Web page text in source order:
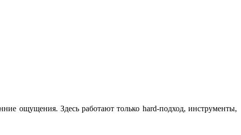
ощущения. Здесь работают только hard-подход, инструменты,